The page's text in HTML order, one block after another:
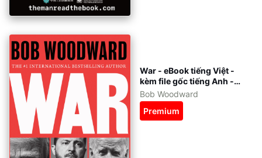
War - eBook tiếng Việt -
kèm file gốc tiếng Anh -
epub, azw3, pdf
Bob Woodward
Premium